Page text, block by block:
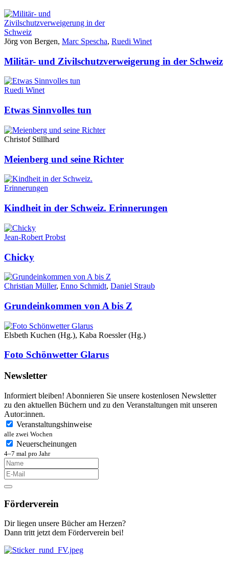
Jörg von Bergen, Marc Spescha, Ruedi Winet
Militär- und Zivilschutzverweigerung in der Schweiz
Ruedi Winet
Etwas Sinnvolles tun
Christof Stillhard
Meienberg und seine Richter
Kindheit in der Schweiz. Erinnerungen
Jean-Robert Probst
Chicky
Christian Müller, Enno Schmidt, Daniel Straub
Grundeinkommen von A bis Z
Elsbeth Kuchen (Hg.), Kaba Roessler (Hg.)
Foto Schönwetter Glarus
Newsletter
Informiert bleiben! Abonnieren Sie unsere kostenlosen Newsletter
zu den aktuellen Büchern und zu den Veranstaltungen mit unseren
Autor:innen.
Veranstaltungshinweise
alle zwei Wochen
Neuerscheinungen
4–7 mal pro Jahr
Förderverein
Dir liegen unsere Bücher am Herzen?
Dann tritt jetzt dem Förderverein bei!